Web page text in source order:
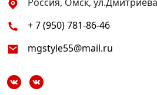
+ 7 (950) 781-86-46
mgstyle55@mail.ru